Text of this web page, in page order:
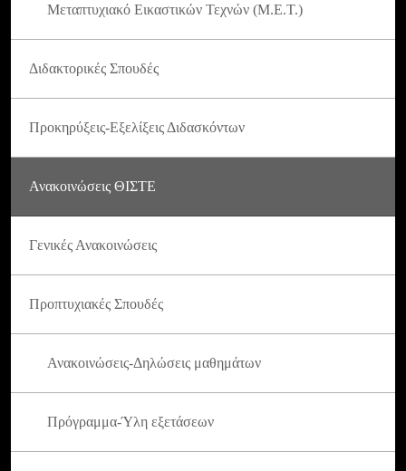
Μεταπτυχιακό Εικαστικών Τεχνών (Μ.Ε.Τ.)
Διδακτορικές Σπουδές
Προκηρύξεις-Εξελίξεις Διδασκόντων
Ανακοινώσεις ΘΙΣΤΕ
Γενικές Ανακοινώσεις
Προπτυχιακές Σπουδές
Ανακοινώσεις-Δηλώσεις μαθημάτων
Πρόγραμμα-Ύλη εξετάσεων